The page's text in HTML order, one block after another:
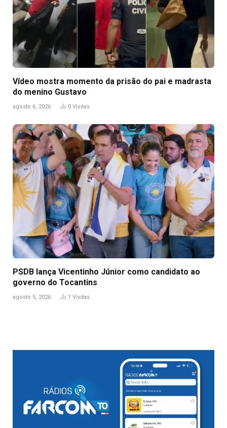
Vídeo mostra momento da prisão do pai e madrasta
do menino Gustavo
agosto 6, 2026 0 Visitas
PSDB lança Vicentinho Júnior como candidato ao
governo do Tocantins
agosto 5, 2026 1 Visitas